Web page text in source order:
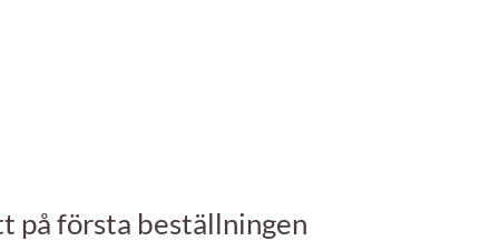
på första beställningen